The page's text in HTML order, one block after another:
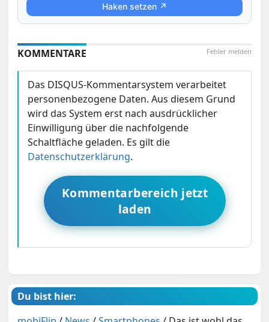
Haken setzen ↗
Fehler melden
KOMMENTARE
Das DISQUS-Kommentarsystem verarbeitet
personenbezogene Daten. Aus diesem Grund
wird das System erst nach ausdrücklicher
Einwilligung über die nachfolgende
Schaltfläche geladen. Es gilt die
Datenschutzerklärung.
Kommentarbereich jetzt
laden
Du bist hier: